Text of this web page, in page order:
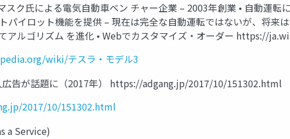
スク氏による電気自動車ベン チャー企業 – 2003年創業 • 自動運
パイロット機能を提供 – 現在は完全な自動運転ではないが、将来
アルゴリズム を進化 • Webでカスタマイズ・オーダー https://
wiki/テスラ・モデル3
広告が話題に（2017年） https://adgang.jp/2017/10/151302.html
2017/10/151302.html
a Service)